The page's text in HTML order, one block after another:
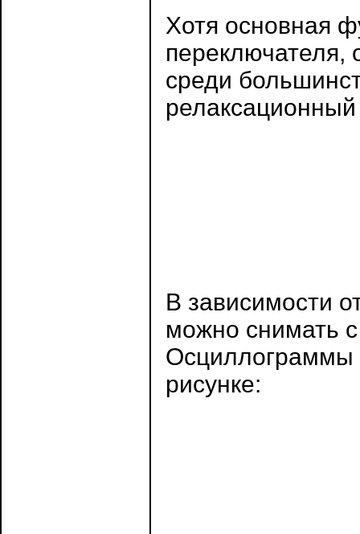
Хотя основная
среди
релаксационный
В зависимости
можно снимать
Осциллограммы
рисунке: